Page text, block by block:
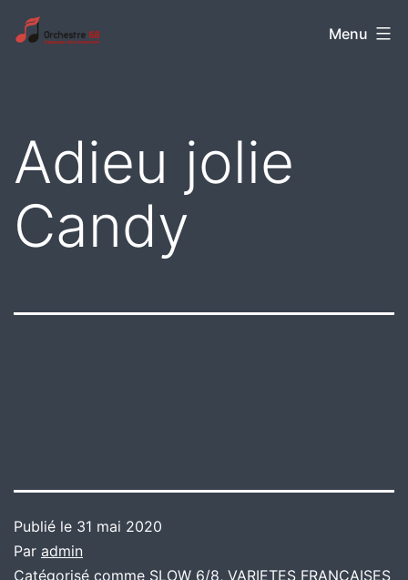
Aller
auOrchestre
Menu
Adieu jolie
Candy
Publié le 31 mai 2020
Par admin
Catégorisé comme SLOW 6/8, VARIETES FRANCAISES